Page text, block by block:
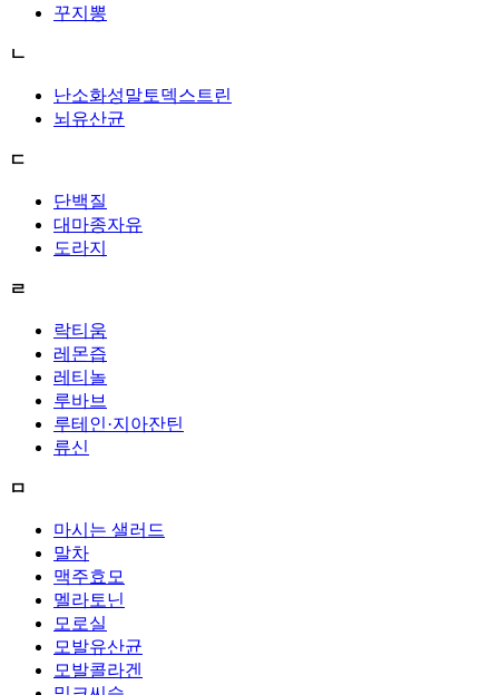
꾸지뽕
ㄴ
난소화성말토덱스트린
뇌유산균
ㄷ
단백질
대마종자유
도라지
ㄹ
락티움
레몬즙
레티놀
루바브
루테인·지아잔틴
류신
ㅁ
마시는 샐러드
말차
맥주효모
멜라토닌
모로실
모발유산균
모발콜라겐